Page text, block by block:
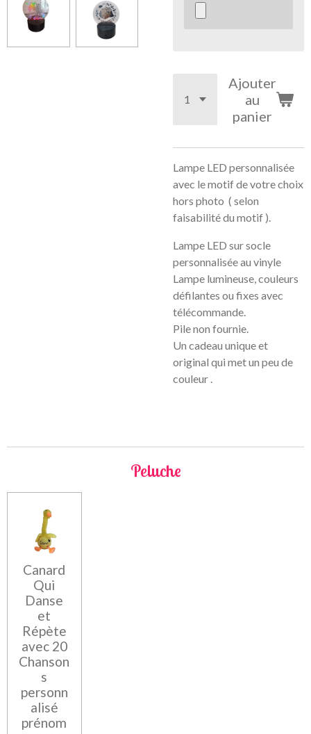
Ajouter
au
panier
Lampe LED personnalisée
avec le motif de votre choix
hors photo ( selon
faisabilité du motif ).
Lampe LED sur socle
personnalisée au vinyle
Lampe lumineuse, couleurs
défilantes ou fixes avec
télécommande.
Pile non fournie.
Un cadeau unique et
original qui met un peu de
couleur .
Peluche
Canard
Qui
Danse
et
Répète
avec 20
Chanson
s
personn
alisé
prénom